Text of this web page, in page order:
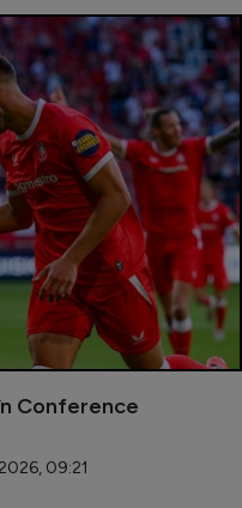
Conference
09:21